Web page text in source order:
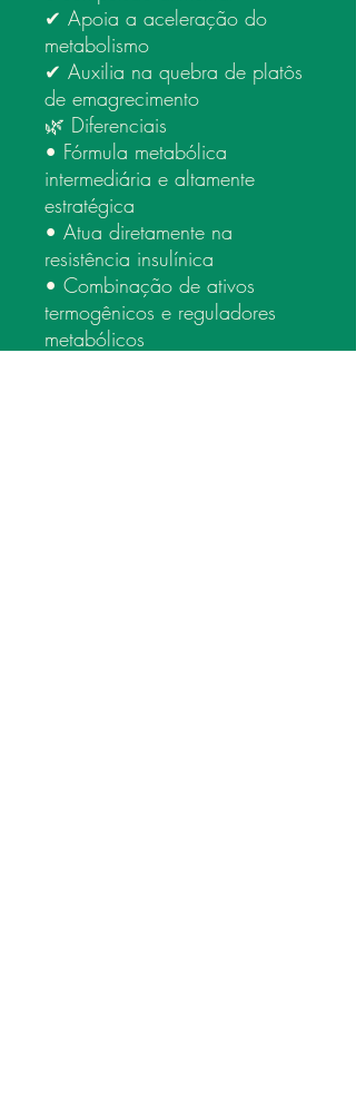
✔ Apoia a aceleração do
metabolismo
✔ Auxilia na quebra de platôs
de emagrecimento
🌿 Diferenciais
• Fórmula metabólica
intermediária e altamente
estratégica
• Atua diretamente na
resistência insulínica
• Combinação de ativos
termogênicos e reguladores
metabólicos